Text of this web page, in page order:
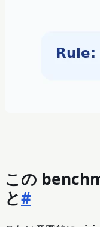
この
と#